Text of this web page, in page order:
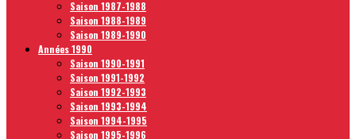
Saison 1987-1988
Saison 1988-1989
Saison 1989-1990
Années 1990
Saison 1990-1991
Saison 1991-1992
Saison 1992-1993
Saison 1993-1994
Saison 1994-1995
Saison 1995-1996